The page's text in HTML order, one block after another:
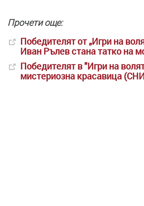
Прочети още:
Победителят от „Игри на
Иван Рълев стана татко на
Победителят в "Игри на
мистериозна красавица